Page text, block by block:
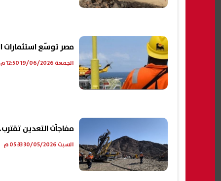
مصر توسّع استثمارات
الجمعة 19/06/2026 12:50 م
مفاجآت التعدين تقترب.. 100 ألف كيلومتر تحت مسح
السبت 30/05/2026 05:33 م